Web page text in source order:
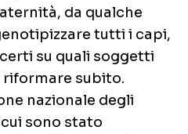
da qualche
tutti i capi,
su quali soggetti
riformare subito.
nazionale degli
sono stato